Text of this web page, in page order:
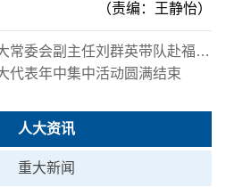
（责编：王静怡）
群英带队赴福建省社科联开展《福建省社会科学普及条例》实施情况调研
代表年中集中活动圆满结束
人大资讯
重大新闻